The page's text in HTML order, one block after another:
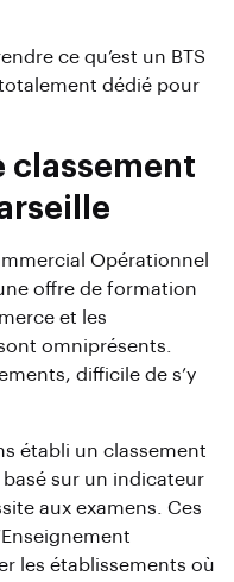
ce qu’est un BTS
dédié pour
classement
Opérationnel
offre de formation
et les
omniprésents.
difficile de s’y
établi un classement
basé sur un indicateur
aux examens. Ces
les établissements où